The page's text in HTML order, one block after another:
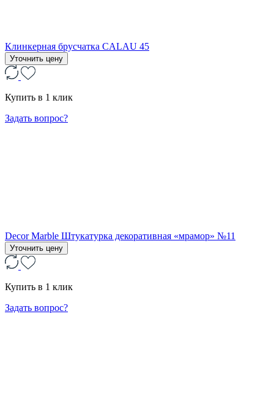
Клинкерная брусчатка CALAU 45
Уточнить цену
Купить в 1 клик
Задать вопрос?
Decor Marble Штукатурка декоративная «мрамор» №11
Уточнить цену
Купить в 1 клик
Задать вопрос?